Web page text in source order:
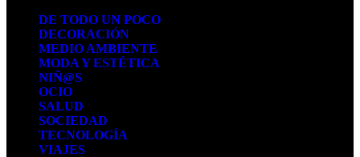
DE TODO UN POCO
DECORACIÓN
MEDIO AMBIENTE
MODA Y ESTÉTICA
NIÑ@S
OCIO
SALUD
SOCIEDAD
TECNOLOGÍA
VIAJES